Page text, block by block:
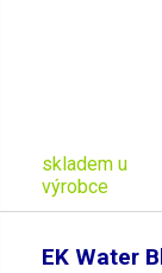
skladem u
výrobce
EK Water